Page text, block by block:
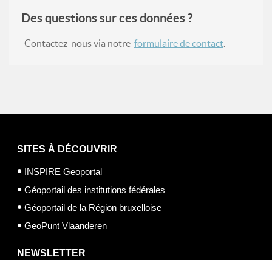
Des questions sur ces données ?
Contactez-nous via notre formulaire de contact.
SITES À DÉCOUVRIR
INSPIRE Geoportal
Géoportail des institutions fédérales
Géoportail de la Région bruxelloise
GeoPunt Vlaanderen
NEWSLETTER